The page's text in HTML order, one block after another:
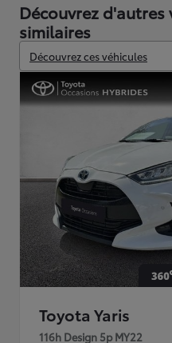
Découvrez
similaires
Découvrez ces véhicules
Toyota Yaris
116h Design 5p MY22